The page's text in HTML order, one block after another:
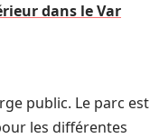
dans le Var
public. Le parc est
les différentes